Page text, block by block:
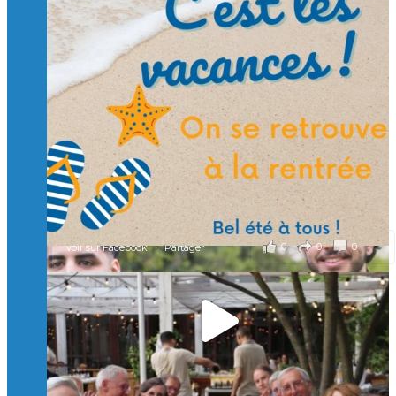
Charger plus Suivre sur Instagram
🙏 Soutenez l’Isep via la taxe d’apprentissage 2026
et contribuons ensemble à former les générations
d’ingénieurs de demain. 🙏
Merci à tous !
🎯 Taxe d’apprentissage 2026 : avec l'Isep, investissez pour
un numérique au service de l'humain !
À l’Isep, nous formons des ingénieurs, des bachelors, des
Mastères Spécialisés, qui allient excellence technologique et
valeurs humaines, au cœur de notre pro
...Voir plus
il y a 2 mois
0 0 0
Voir sur Facebook · Partager
🚀Afterwork à Genève 🚀
🥳 Le 22 avril dernier, 14 Alumni vivant / travaillant
en Suisse ont partagé un moment convivial de
retrouvailles et d'échanges !